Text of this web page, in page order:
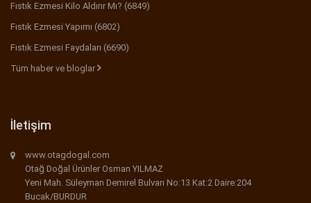
Fıstık Ezmesi Kilo Aldırır Mı? (6849)
Fıstık Ezmesi Yapımı (6802)
Fıstık Ezmesi Faydaları (6690)
Tüm haber ve bloglar
İletişim
www.otagdogal.com
Otağ Doğal Ürünler Osman YILMAZ
Yeni Mah. Süleyman Demirel Bulvarı No:13 Kat:2 Daire:204
Bucak/BURDUR